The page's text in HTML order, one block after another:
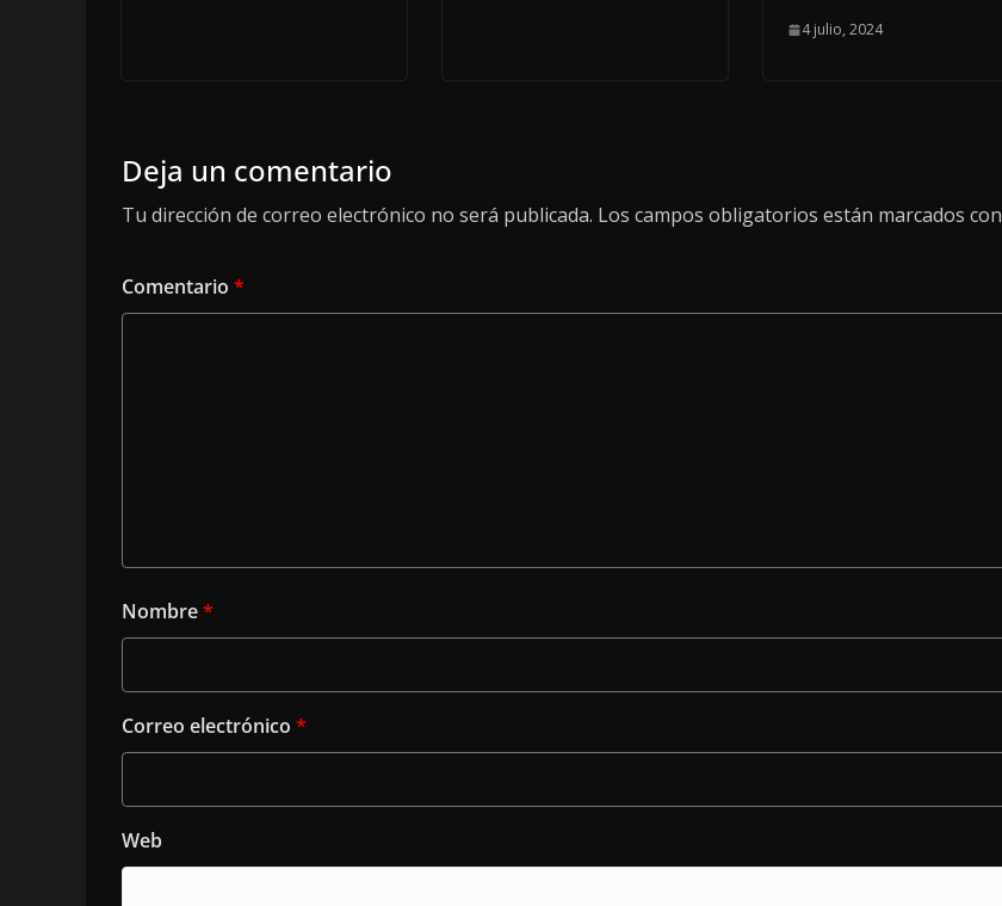
4 julio, 2024
Deja un comentario
Tu dirección de correo electrónico no será publicada. Los campos obligatorios están marcados con
Comentario *
Nombre*
Correo electrónico *
Web